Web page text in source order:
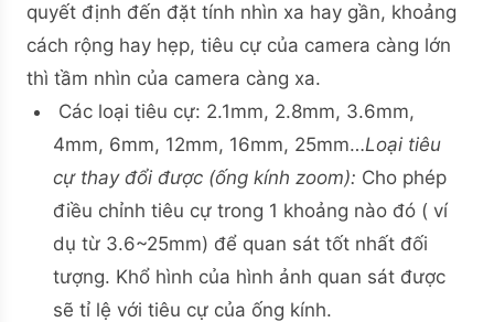
quyết định đến đặt tính nhìn xa hay gần, khoảng
cách rộng hay hẹp, tiêu cự của camera càng lớn
thì tầm nhìn của camera càng xa.
Các loại tiêu cự: 2.1mm, 2.8mm, 3.6mm,
4mm, 6mm, 12mm, 16mm, 25mm…Loại tiêu
cự thay đổi được (ống kính zoom): Cho phép
điều chỉnh tiêu cự trong 1 khoảng nào đó ( ví
dụ từ 3.6~25mm) để quan sát tốt nhất đối
tượng. Khổ hình của hình ảnh quan sát được
sẽ tỉ lệ với tiêu cự của ống kính.